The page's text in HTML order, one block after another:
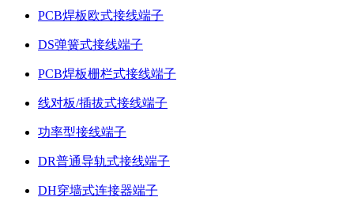
PCB焊板欧式接线端子
DS弹簧式接线端子
PCB焊板栅栏式接线端子
线对板/插拔式接线端子
功率型接线端子
DR普通导轨式接线端子
DH穿墙式连接器端子